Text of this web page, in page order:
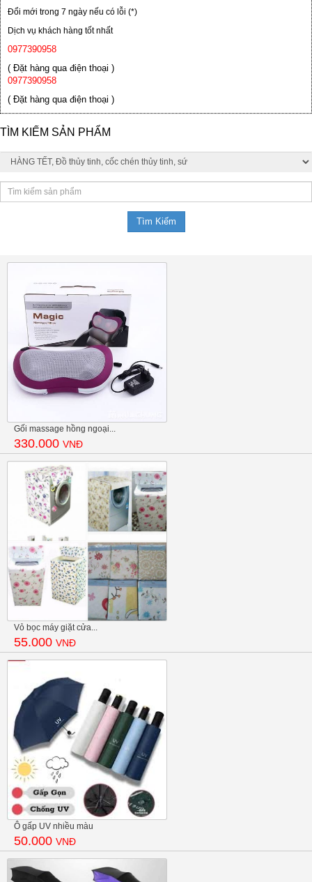
Đổi mới trong 7 ngày nếu có lỗi (*)
Dịch vụ khách hàng tốt nhất
0977390958
( Đặt hàng qua điện thoại )
0977390958
( Đặt hàng qua điện thoại )
TÌM KIẾM SẢN PHẨM
Gối massage hồng ngoại...
330.000 VNĐ
Vỏ bọc máy giặt cửa...
55.000 VNĐ
Ô gấp UV nhiều màu
50.000 VNĐ